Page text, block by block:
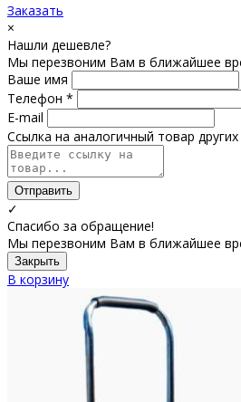
Заказать
×
Нашли дешевле?
Мы перезвоним Вам в ближайшее
Ваше имя
Телефон *
E-mail
Ссылка на аналогичный товар
Отправить
✓
Спасибо за обращение!
Мы перезвоним Вам в ближайшее
Закрыть
В корзину